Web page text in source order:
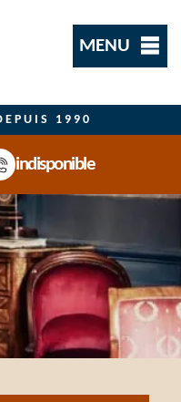
MENU
1990
indisponible